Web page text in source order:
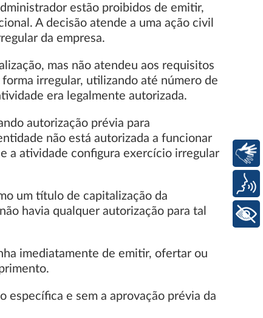
estão proibidos de emitir,
A decisão atende a uma ação civil
da empresa.
mas não atendeu aos requisitos
irregular, utilizando até número de
era legalmente autorizada.
autorização prévia para
não está autorizada a funcionar
a atividade configura exercício irregular
um título de capitalização da
havia qualquer autorização para tal
imediatamente de emitir, ofertar ou
específica e sem a aprovação prévia da
Libras
+ Acessibilidade